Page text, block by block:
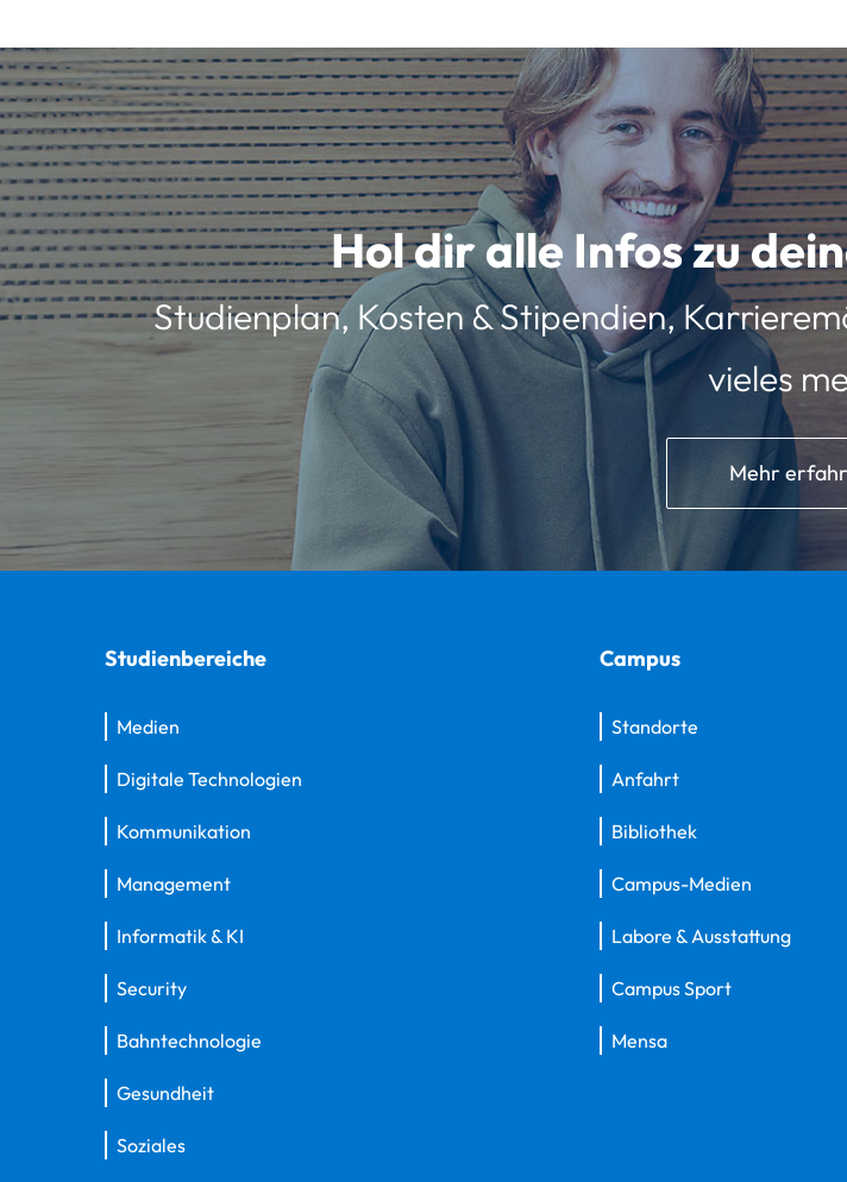
Hol dir alle Infos zu
Studienplan, Kosten & Stipendien,
vieles
Mehr
Studienbereiche
Medien
Digitale Technologien
Kommunikation
Management
Informatik & KI
Security
Bahntechnologie
Gesundheit
Soziales
Campus
Standorte
Anfahrt
Bibliothek
Campus-Medien
Labore & Ausstattung
Campus Sport
Mensa